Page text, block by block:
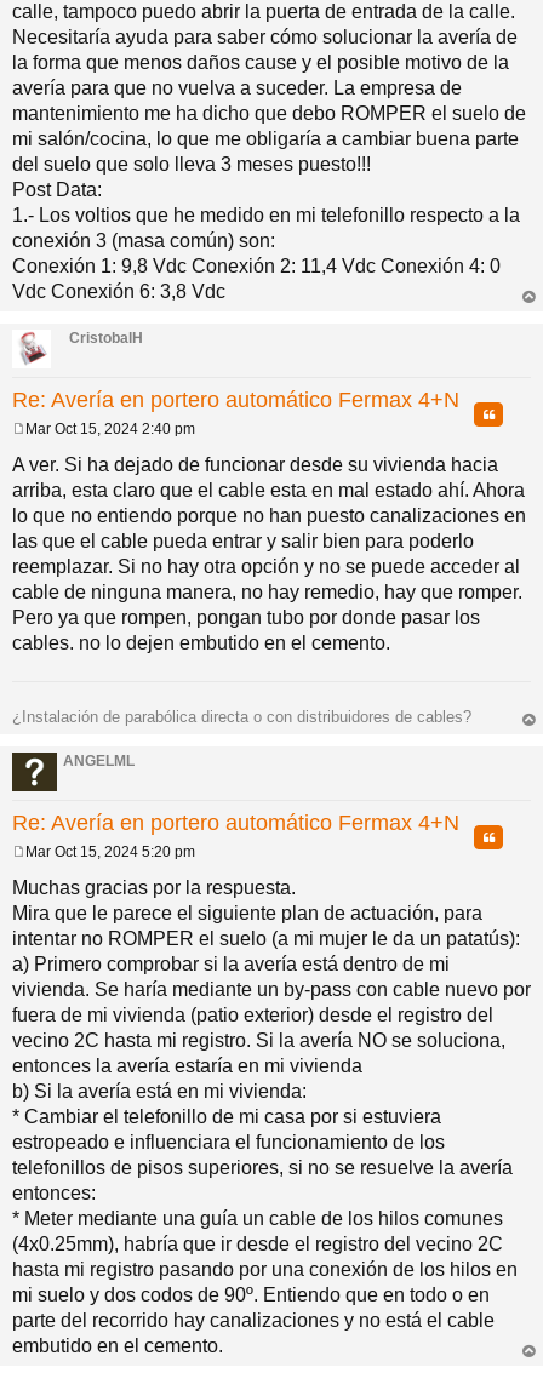
calle, tampoco puedo abrir la puerta de entrada de la calle.
Necesitaría ayuda para saber cómo solucionar la avería de
la forma que menos daños cause y el posible motivo de la
avería para que no vuelva a suceder. La empresa de
mantenimiento me ha dicho que debo ROMPER el suelo de
mi salón/cocina, lo que me obligaría a cambiar buena parte
del suelo que solo lleva 3 meses puesto!!!
Post Data:
1.- Los voltios que he medido en mi telefonillo respecto a la
conexión 3 (masa común) son:
Conexión 1: 9,8 Vdc Conexión 2: 11,4 Vdc Conexión 4: 0
Vdc Conexión 6: 3,8 Vdc
CristobalH
Re: Avería en portero automático Fermax 4+N
Citar
e
n
s
a
j
e
Mar Oct 15, 2024 2:40 pm
A ver. Si ha dejado de funcionar desde su vivienda hacia
arriba, esta claro que el cable esta en mal estado ahí. Ahora
lo que no entiendo porque no han puesto canalizaciones en
las que el cable pueda entrar y salir bien para poderlo
reemplazar. Si no hay otra opción y no se puede acceder al
cable de ninguna manera, no hay remedio, hay que romper.
Pero ya que rompen, pongan tubo por donde pasar los
cables. no lo dejen embutido en el cemento.
¿Instalación de parabólica directa o con distribuidores de cables?
ANGELML
Re: Avería en portero automático Fermax 4+N
Citar
e
n
s
a
j
e
Mar Oct 15, 2024 5:20 pm
Muchas gracias por la respuesta.
Mira que le parece el siguiente plan de actuación, para
intentar no ROMPER el suelo (a mi mujer le da un patatús):
a) Primero comprobar si la avería está dentro de mi
vivienda. Se haría mediante un by-pass con cable nuevo por
fuera de mi vivienda (patio exterior) desde el registro del
vecino 2C hasta mi registro. Si la avería NO se soluciona,
entonces la avería estaría en mi vivienda
b) Si la avería está en mi vivienda:
* Cambiar el telefonillo de mi casa por si estuviera
estropeado e influenciara el funcionamiento de los
telefonillos de pisos superiores, si no se resuelve la avería
entonces:
* Meter mediante una guía un cable de los hilos comunes
(4x0.25mm), habría que ir desde el registro del vecino 2C
hasta mi registro pasando por una conexión de los hilos en
mi suelo y dos codos de 90º. Entiendo que en todo o en
parte del recorrido hay canalizaciones y no está el cable
embutido en el cemento.